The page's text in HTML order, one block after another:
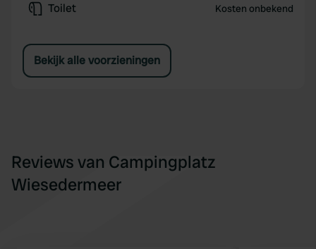
Toilet Kosten onbekend
Bekijk alle voorzieningen
Reviews van Campingplatz
Wiesedermeer